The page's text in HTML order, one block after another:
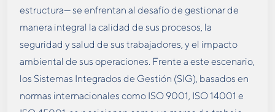
estructura— se enfrentan al desafío de gestionar de
manera integral la calidad de sus procesos, la
seguridad y salud de sus trabajadores, y el impacto
ambiental de sus operaciones. Frente a este escenario,
los Sistemas Integrados de Gestión (SIG), basados en
normas internacionales como ISO 9001, ISO 14001 e